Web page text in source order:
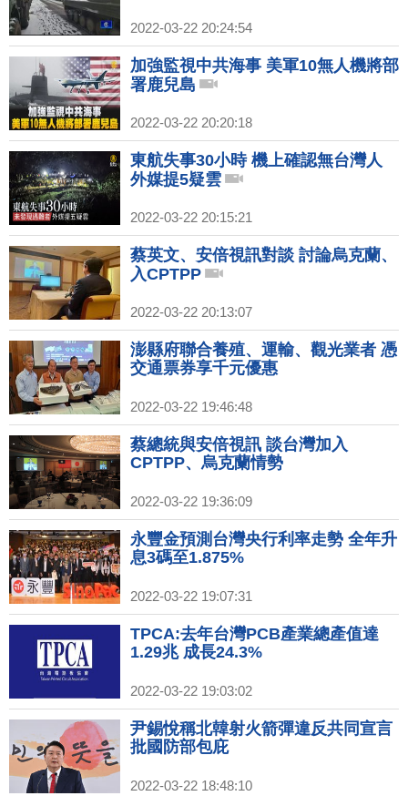
2022-03-22 20:24:54
加強監視中共海事 美軍10無人機將部
署鹿兒島
2022-03-22 20:20:18
東航失事30小時 機上確認無台灣人
外媒提5疑雲
2022-03-22 20:15:21
蔡英文、安倍視訊對談 討論烏克蘭、
入CPTPP
2022-03-22 20:13:07
澎縣府聯合養殖、運輸、觀光業者 憑
交通票券享千元優惠
2022-03-22 19:46:48
蔡總統與安倍視訊 談台灣加入
CPTPP、烏克蘭情勢
2022-03-22 19:36:09
永豐金預測台灣央行利率走勢 全年升
息3碼至1.875%
2022-03-22 19:07:31
TPCA:去年台灣PCB產業總產值達
1.29兆 成長24.3%
2022-03-22 19:03:02
尹錫悅稱北韓射火箭彈違反共同宣言
批國防部包庇
2022-03-22 18:48:10